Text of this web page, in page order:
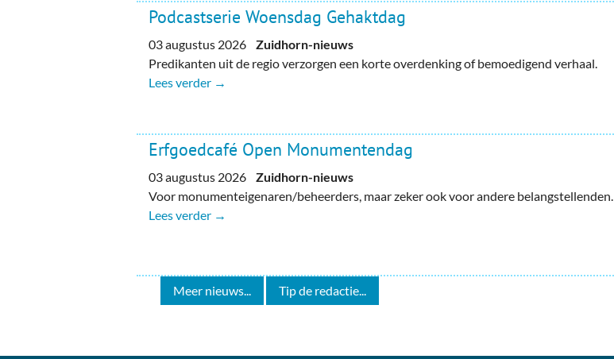
Podcastserie Woensdag Gehaktdag
03 augustus 2026Zuidhorn-nieuws
Predikanten uit de regio verzorgen een korte overdenking of bemoedigend verhaal.
Lees verder →
Erfgoedcafé Open Monumentendag
03 augustus 2026Zuidhorn-nieuws
Voor monumenteigenaren/beheerders, maar zeker ook voor andere belangstellenden.
Lees verder →
Meer nieuws... Tip de redactie...